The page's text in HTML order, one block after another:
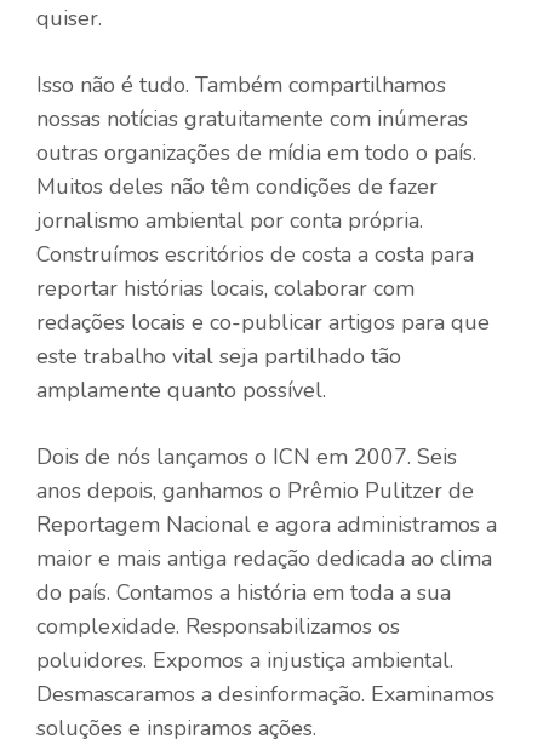
quiser.
Isso não é tudo. Também compartilhamos
nossas notícias gratuitamente com inúmeras
outras organizações de mídia em todo o país.
Muitos deles não têm condições de fazer
jornalismo ambiental por conta própria.
Construímos escritórios de costa a costa para
reportar histórias locais, colaborar com
redações locais e co-publicar artigos para que
este trabalho vital seja partilhado tão
amplamente quanto possível.
Dois de nós lançamos o ICN em 2007. Seis
anos depois, ganhamos o Prêmio Pulitzer de
Reportagem Nacional e agora administramos a
maior e mais antiga redação dedicada ao clima
do país. Contamos a história em toda a sua
complexidade. Responsabilizamos os
poluidores. Expomos a injustiça ambiental.
Desmascaramos a desinformação. Examinamos
soluções e inspiramos ações.